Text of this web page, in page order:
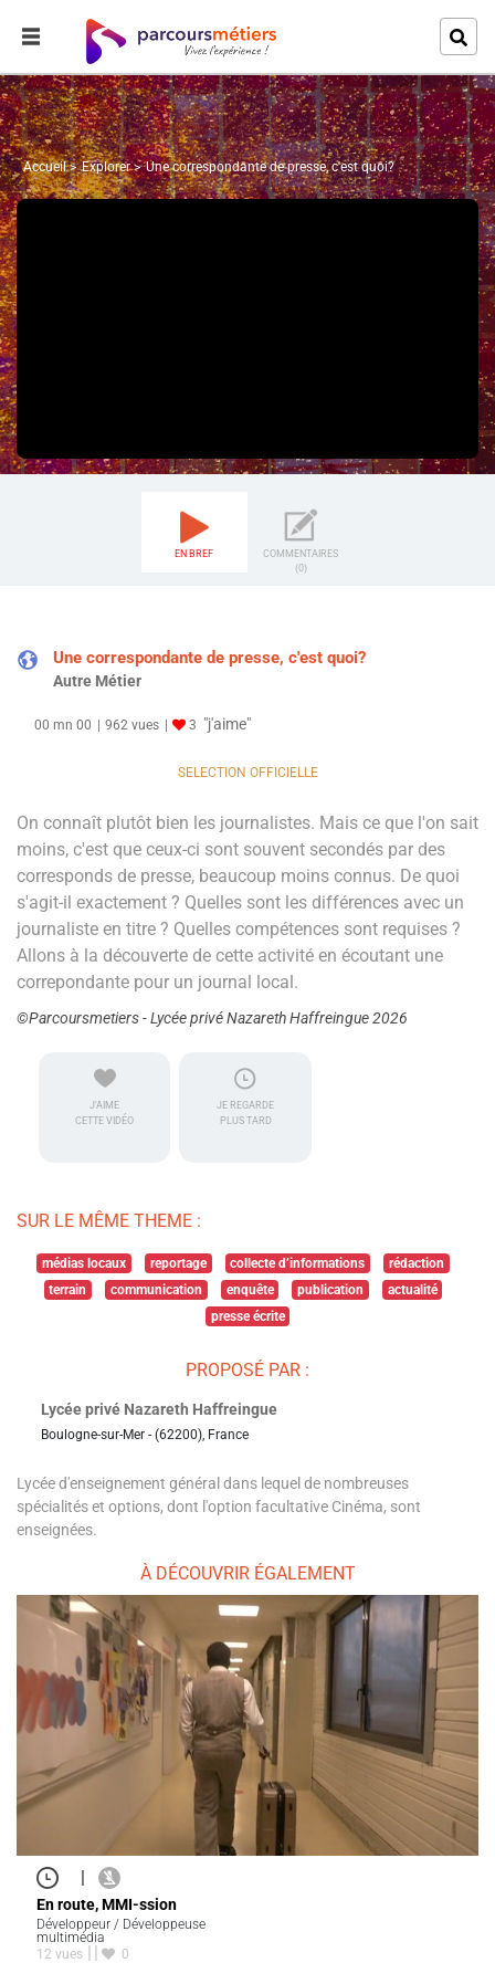
Accueil Explorer Une correspondante de presse, c'est quoi?
EN BREF
COMMENTAIRES
(0)
Une correspondante de presse, c'est quoi?
Autre Métier
00 mn 00 962 vues 3 "j'aime"
SELECTION OFFICIELLE
On connaît plutôt bien les journalistes. Mais ce que l'on sait
moins, c'est que ceux-ci sont souvent secondés par des
corresponds de presse, beaucoup moins connus. De quoi
s'agit-il exactement ? Quelles sont les différences avec un
journaliste en titre ? Quelles compétences sont requises ?
Allons à la découverte de cette activité en écoutant une
correpondante pour un journal local.
©Parcoursmetiers - Lycée privé Nazareth Haffreingue 2026
J'AIME
CETTE VIDÉO
JE REGARDE
PLUS TARD
SUR LE MÊME THEME :
médias locaux reportage collecte d’informations
rédaction
terrain
communication enquête publication
actualité
presse écrite
PROPOSÉ PAR :
Lycée privé Nazareth Haffreingue
Boulogne-sur-Mer - (62200), France
Lycée d'enseignement général dans lequel de nombreuses
spécialités et options, dont l'option facultative Cinéma, sont
enseignées.
À DÉCOUVRIR ÉGALEMENT
|
En route, MMI-ssion
Développeur / Développeuse
multimédia
12 vues
0